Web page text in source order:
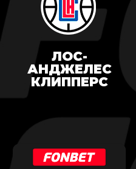
ЛОС-
АНДЖЕЛЕС
КЛИППЕРС